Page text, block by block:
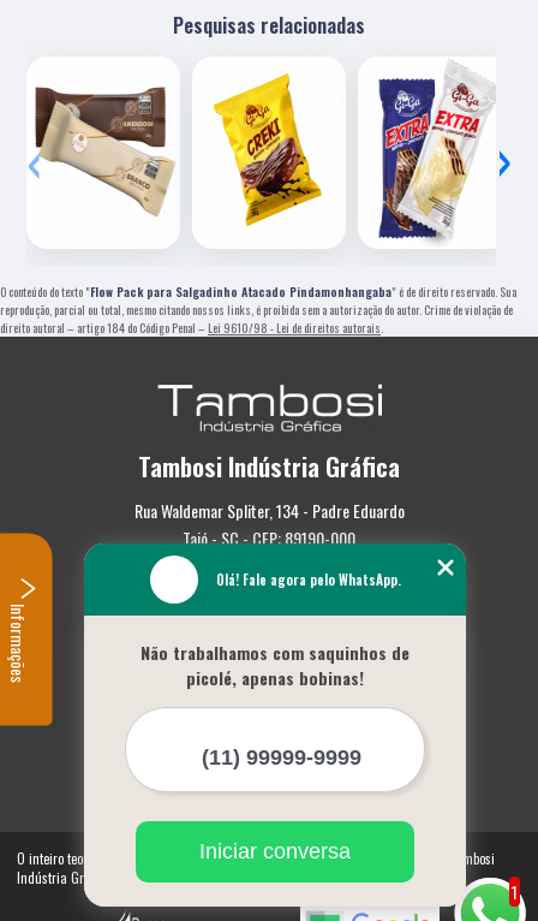
Pesquisas relacionadas
‹ ›
O conteúdo do texto "Flow Pack para Salgadinho Atacado Pindamonhangaba" é de direito reservado. Sua
reprodução, parcial ou total, mesmo citando nossos links, é proibida sem a autorização do autor. Crime de violação de
direito autoral – artigo 184 do Código Penal – Lei 9610/98 - Lei de direitos autorais
Tambosi Indústria Gráfica
Rua Waldemar Spliter, 134 - Padre Eduardo
Taió - SC - CEP: 89190-000
(47) 3562-0587
Empresa
Missão
Serviços
Mapa do site
Mais Serviços
O inteiro teor deste site está sujeito à proteção de direitos autorais. Copyright© Tambosi
Indústria Gráfica (Lei 9610 de 19/02/1998)
1
Olá! Fale agora pelo WhatsApp.
Não trabalhamos com saquinhos de
picolé, apenas bobinas!
Iniciar conversa
Informações